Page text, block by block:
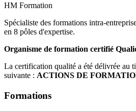
HM Formation
Spécialiste des formations intra-
en 8 pôles d'expertise.
Organisme de formation certifié
La certification qualité a été délivrée au
suivante : ACTIONS DE
Formations